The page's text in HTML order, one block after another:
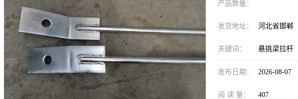
产品数量：
发货地址： 河北省邯郸
关键词： 悬挑梁拉杆
发布日期： 2026-08-07
阅 读 量： 407